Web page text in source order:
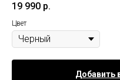
19 990 р.
Цвет
Добавить